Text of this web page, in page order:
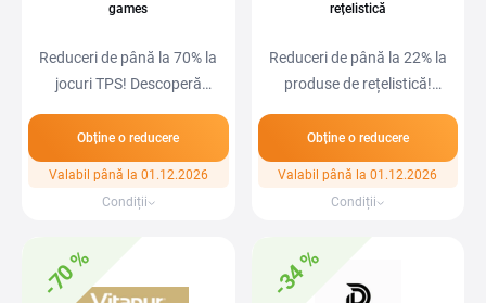
games
Reduceri de până la 70% la
jocuri TPS! Descoperă
Obține o reducere
Valabil până la 01.12.2026
Condiții
rețelistică
Reduceri de până la 22% la
produse de rețelistică!
Obține o reducere
Valabil până la 01.12.2026
Condiții
-70 % -34 %